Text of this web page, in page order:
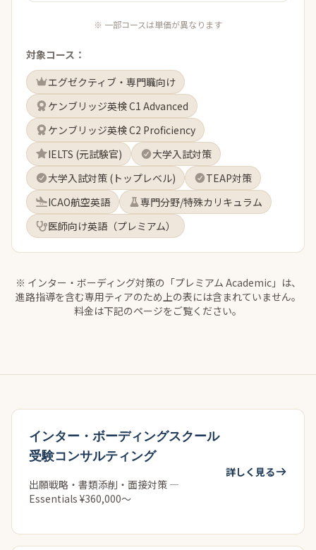
※ 一部コースは単価が異なります
対象コース：
エグゼクティブ・専門職向け
ケンブリッジ英検 C1 Advanced
ケンブリッジ英検 C2 Proficiency
IELTS (元試験官)
大学入試対策
大学入試対策 (トップレベル)
TEAP対策
ICAO航空英語
専門分野/特殊カリキュラム
医師向け英語（プレミアム）
※ インター・ボーディング対策の「プレミアム Academic」は、
進路指導を含む専用ティアのため上の表には含まれていません。
料金は下記のページをご覧ください。
インター・ボーディングスクール
受験コンサルティング
出願戦略・書類添削・面接対策 —
Essentials ¥360,000〜
詳しく見る